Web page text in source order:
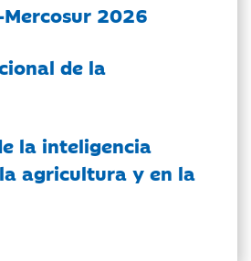
2026
de la
la inteligencia
agricultura y en la